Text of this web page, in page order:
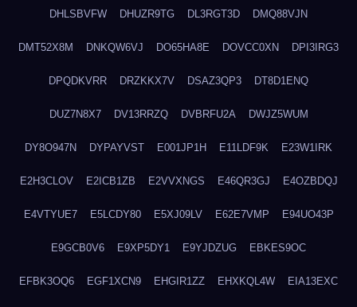
DHLSBVFW DHUZR9TG DL3RGT3D DMQ88VJN
DMT52X8M DNKQW6VJ DO65HA8E DOVCC0XN DPI3IRG3
DPQDKVRR DRZKKX7V DSAZ3QP3 DT8D1ENQ
DUZ7N8X7 DV13RRZQ DVBRFU2A DWJZ5WUM
DY8O947N DYPAYVST E001JP1H E11LDF9K E23W1IRK
E2H3CLOV E2ICB1ZB E2VVXNGS E46QR3GJ E4OZBDQJ
E4VTYUE7 E5LCDY80 E5XJ09LV E62E7VMP E94UO43P
E9GCB0V6 E9XP5DY1 E9YJDZUG EBKES9OC
EFBK3OQ6 EGF1XCN9 EHGIR1ZZ EHXKQL4W EIA13EXC